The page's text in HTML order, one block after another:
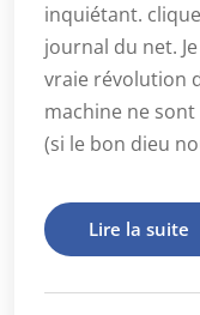
inquiétant.
journal du net.
vraie révolution
machine ne
(si le bon dieu
Lire la suite